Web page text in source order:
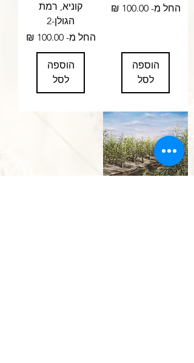
החל מ-
‏100.00 ‏₪
מחיר מבצע
הוספה
לסל
קוניא, רמת
הגולן-2
החל מ-
‏100.00 ‏₪
מחיר מבצע
הוספה
לסל